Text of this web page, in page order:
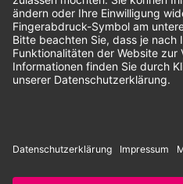
Unsere Zahlungsarten:
Rechnung SEPA-Lastschrift